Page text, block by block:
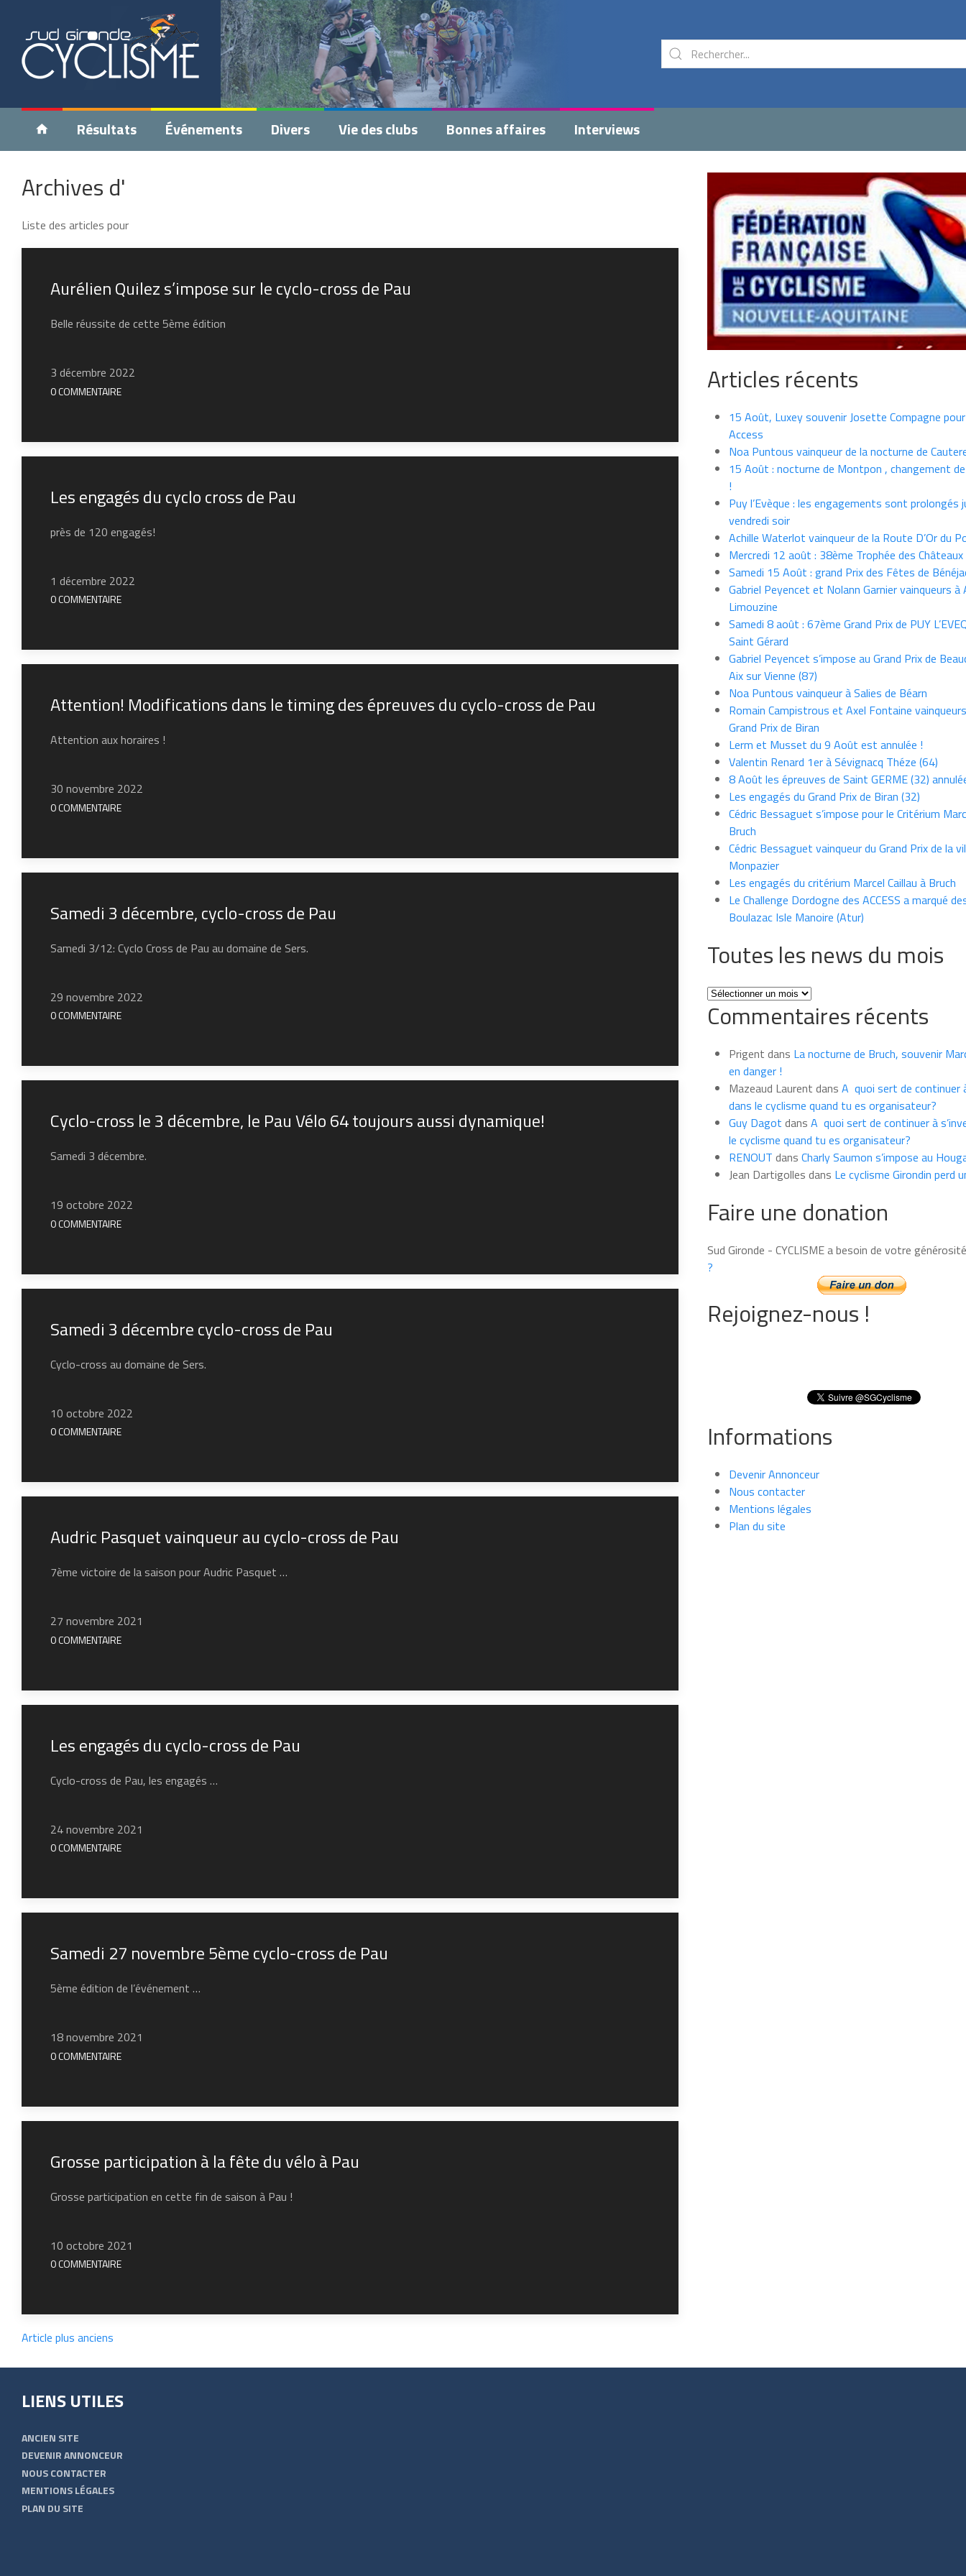
Résultats Événements Divers Vie des clubs Bonnes affaires Interviews
Archives d'
Liste des articles pour
Aurélien Quilez s’impose sur le cyclo-cross de Pau
Belle réussite de cette 5ème édition
3 décembre 2022
0 COMMENTAIRE
Les engagés du cyclo cross de Pau
près de 120 engagés!
1 décembre 2022
0 COMMENTAIRE
Attention! Modifications dans le timing des épreuves du cyclo-cross de Pau
Attention aux horaires !
30 novembre 2022
0 COMMENTAIRE
Samedi 3 décembre, cyclo-cross de Pau
Samedi 3/12: Cyclo Cross de Pau au domaine de Sers.
29 novembre 2022
0 COMMENTAIRE
Cyclo-cross le 3 décembre, le Pau Vélo 64 toujours aussi dynamique!
Samedi 3 décembre.
19 octobre 2022
0 COMMENTAIRE
Samedi 3 décembre cyclo-cross de Pau
Cyclo-cross au domaine de Sers.
10 octobre 2022
0 COMMENTAIRE
Audric Pasquet vainqueur au cyclo-cross de Pau
7ème victoire de la saison pour Audric Pasquet …
27 novembre 2021
0 COMMENTAIRE
Les engagés du cyclo-cross de Pau
Cyclo-cross de Pau, les engagés …
24 novembre 2021
0 COMMENTAIRE
Samedi 27 novembre 5ème cyclo-cross de Pau
5ème édition de l’événement …
18 novembre 2021
0 COMMENTAIRE
Grosse participation à la fête du vélo à Pau
Grosse participation en cette fin de saison à Pau !
10 octobre 2021
0 COMMENTAIRE
Article plus anciens
Articles récents
15 Août, Luxey souvenir Josette Compagne
Access
Noa Puntous vainqueur de la nocturne de
15 Août : nocturne de Montpon , changement
!
Puy l’Evèque : les engagements sont prolongés
vendredi soir
Achille Waterlot vainqueur de la Route D’Or du
Mercredi 12 août : 38ème Trophée des Châteaux
Samedi 15 Août : grand Prix des Fêtes de
Gabriel Peyencet et Nolann Garnier vainqueurs à
Limouzine
Samedi 8 août : 67ème Grand Prix de PUY
Saint Gérard
Gabriel Peyencet s’impose au Grand Prix de
Aix sur Vienne (87)
Noa Puntous vainqueur à Salies de Béarn
Romain Campistrous et Axel Fontaine
Grand Prix de Biran
Lerm et Musset du 9 Août est annulée !
Valentin Renard 1er à Sévignacq Théze (64)
8 Août les épreuves de Saint GERME (32)
Les engagés du Grand Prix de Biran (32)
Cédric Bessaguet s’impose pour le Critérium
Bruch
Cédric Bessaguet vainqueur du Grand Prix de la
Monpazier
Les engagés du critérium Marcel Caillau à Bruch
Le Challenge Dordogne des ACCESS a marqué
Boulazac Isle Manoire (Atur)
Toutes les news du mois
Toutes
les
news
mois
Commentaires récents
Prigent dans La nocturne de Bruch, souvenir
en danger !
Mazeaud Laurent dans A quoi sert de continuer
dans le cyclisme quand tu es organisateur?
Guy Dagot dans A quoi sert de continuer à
le cyclisme quand tu es organisateur?
RENOUT dans Charly Saumon s’impose au
Jean Dartigolles dans Le cyclisme Girondin perd
Faire une donation
Sud Gironde - CYCLISME a besoin de votre
?
Rejoignez-nous !
Informations
Devenir Annonceur
Nous contacter
Mentions légales
Plan du site
LIENS UTILES
ANCIEN SITE
DEVENIR ANNONCEUR
NOUS CONTACTER
MENTIONS LÉGALES
PLAN DU SITE